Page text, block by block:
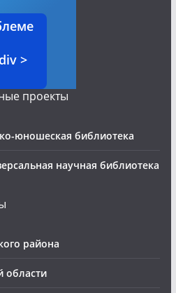
>
проекты
юношеская библиотека
научная библиотека
района
области